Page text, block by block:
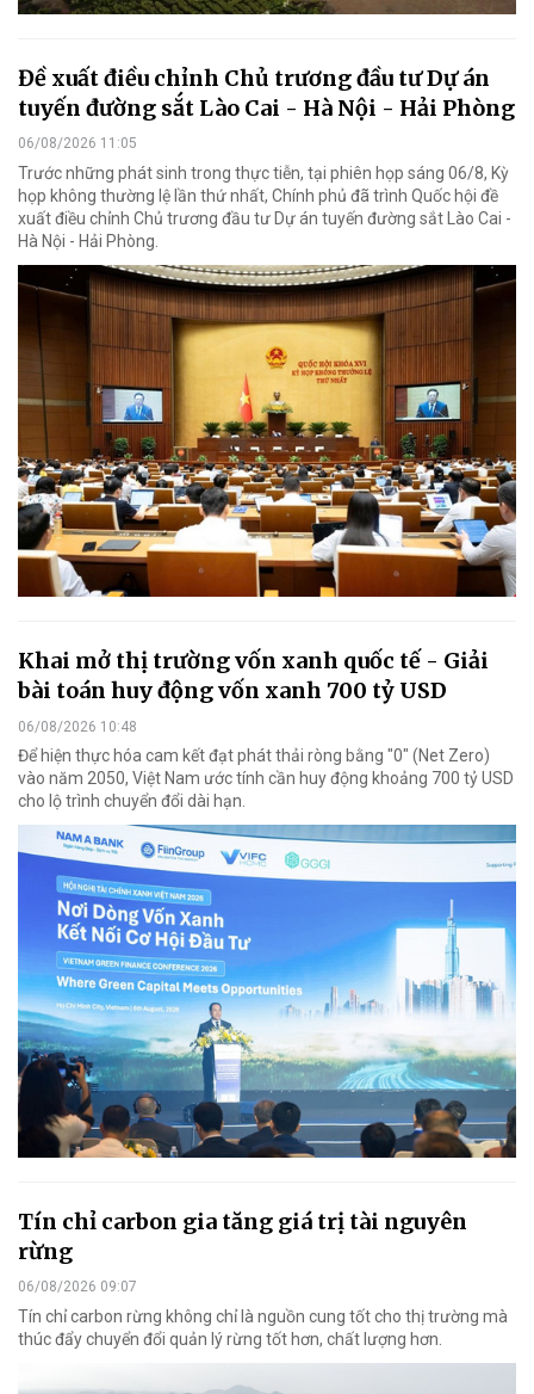
Đề xuất điều chỉnh Chủ trương đầu tư Dự án
tuyến đường sắt Lào Cai - Hà Nội - Hải Phòng
06/08/2026 11:05
Trước những phát sinh trong thực tiễn, tại phiên họp sáng 06/8, Kỳ
họp không thường lệ lần thứ nhất, Chính phủ đã trình Quốc hội đề
xuất điều chỉnh Chủ trương đầu tư Dự án tuyến đường sắt Lào Cai -
Hà Nội - Hải Phòng.
Khai mở thị trường vốn xanh quốc tế - Giải
bài toán huy động vốn xanh 700 tỷ USD
06/08/2026 10:48
Để hiện thực hóa cam kết đạt phát thải ròng bằng "0" (Net Zero)
vào năm 2050, Việt Nam ước tính cần huy động khoảng 700 tỷ USD
cho lộ trình chuyển đổi dài hạn.
Tín chỉ carbon gia tăng giá trị tài nguyên
rừng
06/08/2026 09:07
Tín chỉ carbon rừng không chỉ là nguồn cung tốt cho thị trường mà
thúc đẩy chuyển đổi quản lý rừng tốt hơn, chất lượng hơn.